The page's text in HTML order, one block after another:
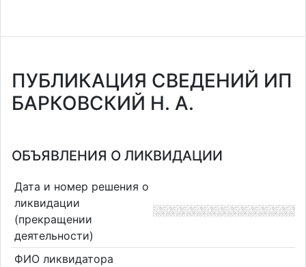
ПУБЛИКАЦИЯ СВЕДЕНИЙ ИП
БАРКОВСКИЙ Н. А.
ОБЪЯВЛЕНИЯ О ЛИКВИДАЦИИ
Дата и номер решения о
ликвидации
(прекращении
деятельности)
ФИО ликвидатора